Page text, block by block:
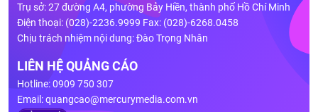
Trụ sở: 27 đường A4, phường Bảy Hiền, thành phố Hồ Chí Minh
Điện thoại: (028)-2236.9999 Fax: (028)-6268.0458
Chịu trách nhiệm nội dung: Đào Trọng Nhân
LIÊN HỆ QUẢNG CÁO
Hotline: 0909 750 307
Email:quangcao@mercurymedia.com.vn